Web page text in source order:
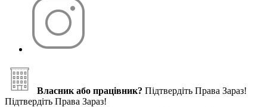
Власник або працівник? Підтвердіть Права Зараз!
Підтвердіть Права Зараз!